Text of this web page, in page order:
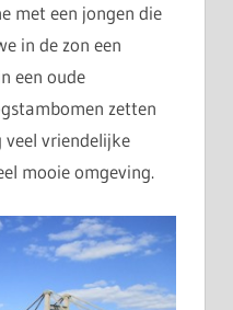
met een jongen die
in de zon een
een oude
zetten
veel vriendelijke
mooie omgeving.